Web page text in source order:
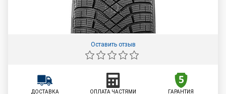
Оставить отзыв
ДОСТАВКА
ОПЛАТА ЧАСТЯМИ
ГАРАНТИЯ